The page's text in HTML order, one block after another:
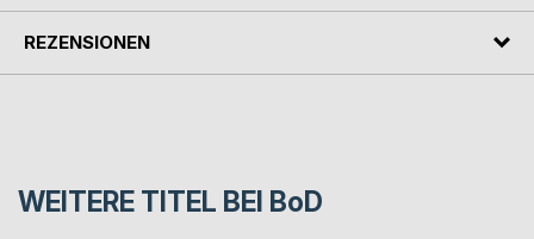
REZENSIONEN
WEITERE TITEL BEI BoD